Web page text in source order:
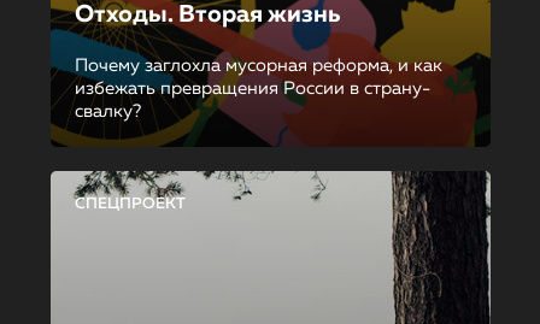
Отходы. Вторая жизнь
Почему заглохла мусорная реформа, и как
избежать превращения России в страну-
свалку?
СПЕЦПРОЕКТ